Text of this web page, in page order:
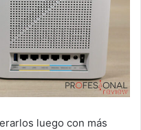
luego con más